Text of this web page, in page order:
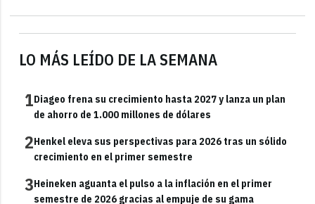
LO MÁS LEÍDO DE LA SEMANA
1Diageo frena su crecimiento hasta 2027 y lanza un plan
de ahorro de 1.000 millones de dólares
2Henkel eleva sus perspectivas para 2026 tras un sólido
crecimiento en el primer semestre
3Heineken aguanta el pulso a la inflación en el primer
semestre de 2026 gracias al empuje de su gama